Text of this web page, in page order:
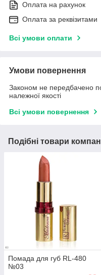
Оплата на рахунок
Оплата за реквізитами
Всі умови оплати
Умови повернення
Законом не передбачено
належної якості
Всі умови повернення
Подібні товари
Помада для губ RL-480
№03